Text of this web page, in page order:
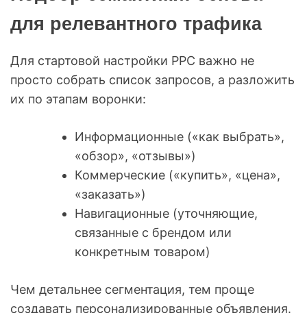
для релевантного трафика
Для стартовой настройки PPC важно не
просто собрать список запросов, а разложить
их по этапам воронки:
Информационные («как выбрать»,
«обзор», «отзывы»)
Коммерческие («купить», «цена»,
«заказать»)
Навигационные (уточняющие,
связанные с брендом или
конкретным товаром)
Чем детальнее сегментация, тем проще
создавать персонализированные объявления.